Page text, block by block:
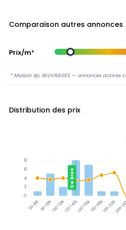
Comparaison autres annonces
Prix/m²
* Maison 4p, BEUVRAGES — annonces actives
Distribution des prix
60-80k80-100k100-120k120-140k140-160k160-180k180-200k200-
Ce bien
8
6
4
2
0